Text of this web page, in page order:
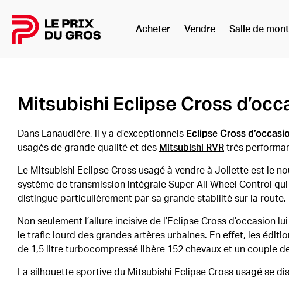
Accueil Acheter Vendre Salle de
Mitsubishi Eclipse Cross
Dans Lanaudière, il y a d’exceptionnels Eclipse Cross
usagés de grande qualité et des Mitsubishi RVR très
Le Mitsubishi Eclipse Cross usagé à vendre à Joliette est le
système de transmission intégrale Super All Wheel Control
distingue particulièrement par sa grande stabilité sur la route.
Non seulement l’allure incisive de l’Eclipse Cross
le trafic lourd des grandes artères urbaines. En effet, les
de 1,5 litre turbocompressé libère 152 chevaux et un couple
La silhouette sportive du Mitsubishi Eclipse Cross usagé se